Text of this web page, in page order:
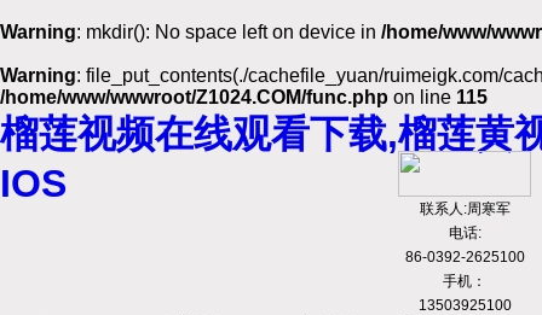
Warning: mkdir(): No space left on device in /home/www/
Warning: file_put_contents(./cachefile_yuan/ruimeigk.com/
/home/www/wwwroot/Z1024.COM/func.php on line 115
榴莲视频在线观看下载,榴莲黄
IOS
联系人:周寒军
电话:
86-0392-2625100
手机：
13503925100